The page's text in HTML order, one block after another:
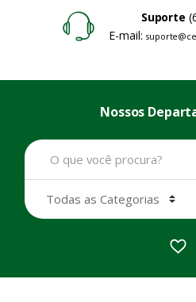
Suporte
E-mail:
Nossos
B
u
a
r
: